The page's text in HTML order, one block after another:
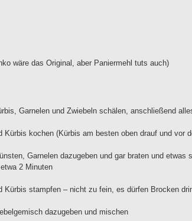
wäre das Original, aber Paniermehl tuts auch)
Garnelen und Zwiebeln schälen, anschließend
Kürbis kochen (Kürbis am besten oben drauf und vor
Garnelen dazugeben und gar braten und
2 Minuten
Kürbis stampfen – nicht zu fein, es dürfen Brocken
dazugeben und mischen